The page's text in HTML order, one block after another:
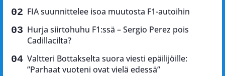
FIA suunnittelee isoa muutosta F1-autoihin
Hurja siirtohuhu F1:ssä – Sergio Perez pois
Cadillacilta?
Valtteri Bottakselta suora viesti epäilijöille:
”Parhaat vuoteni ovat vielä edessä”